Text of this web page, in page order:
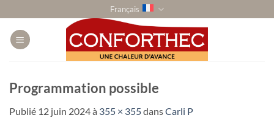
au
contenu
Français
Programmation possible
Publié 12 juin 2024à 355 × 355dansCarli P